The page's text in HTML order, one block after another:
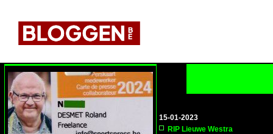
15-01-2023
RIP Lieuwe Westra